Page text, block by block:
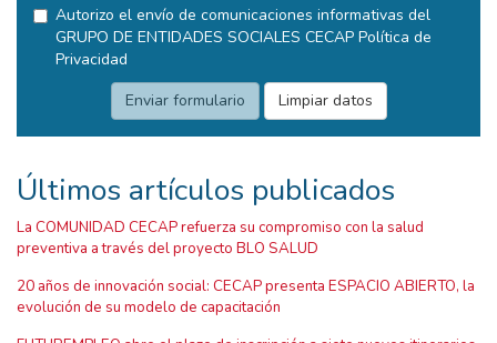
Autorizo el envío de comunicaciones informativas del
GRUPO DE ENTIDADES SOCIALES CECAP Política de
Privacidad
Últimos artículos publicados
La COMUNIDAD CECAP refuerza su compromiso con la salud
preventiva a través del proyecto BLO SALUD
20 años de innovación social: CECAP presenta ESPACIO ABIERTO, la
evolución de su modelo de capacitación